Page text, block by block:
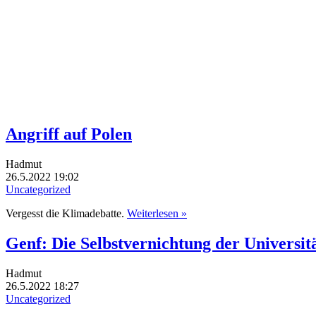
Angriff auf Polen
Hadmut
26.5.2022 19:02
Uncategorized
Vergesst die Klimadebatte. Weiterlesen »
Genf: Die Selbstvernichtung der
Hadmut
26.5.2022 18:27
Uncategorized